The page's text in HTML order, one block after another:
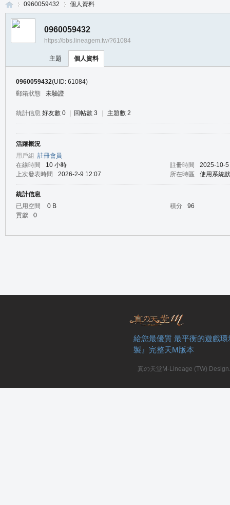
0960059432 個人資料
0960059432
https://bbs.lineagem.tw/?61084
主題 個人資料
0960059432(UID: 61084)
郵箱狀態
未驗證
統計信息 好友數 0 回帖數 3 主題數 2
活躍概況
用戶組 註冊會員
在線時間
10 小時 註冊時間
2025-10-
上次發表時間
2026-2-9 12:07 所在時區 使用系統
統計信息
已用空間
0 B 積分
96
貢獻
0
給您最優質 最平衡的遊戲
製』完整天M版本
真の天堂M-Lineage (TW)